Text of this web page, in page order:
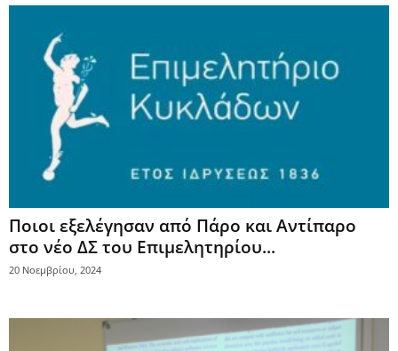
Ποιοι εξελέγησαν από Πάρο και Αντίπαρο
στο νέο ΔΣ του Επιμελητηρίου...
20 Νοεμβρίου, 2024